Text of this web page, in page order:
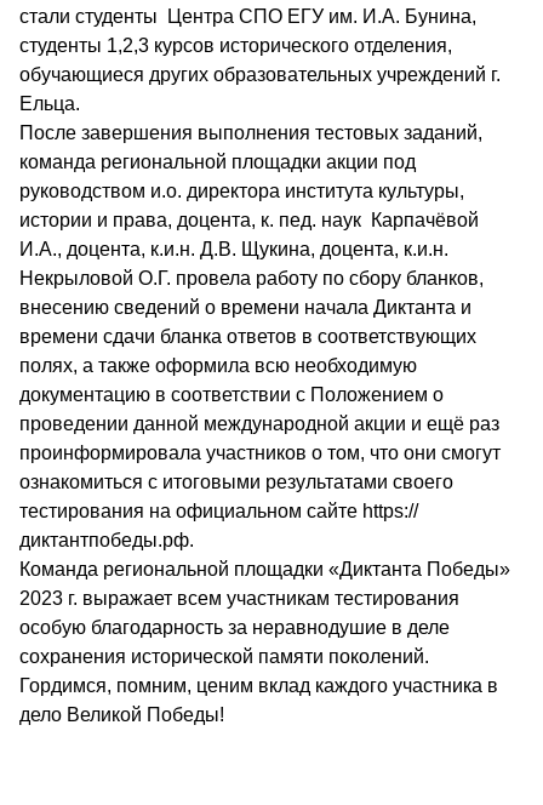
стали студенты Центра СПО ЕГУ им. И.А. Бунина,
студенты 1,2,3 курсов исторического отделения,
обучающиеся других образовательных учреждений г.
Ельца.
После завершения выполнения тестовых заданий,
команда региональной площадки акции под
руководством и.о. директора института культуры,
истории и права, доцента, к. пед. наук Карпачёвой
И.А., доцента, к.и.н. Д.В. Щукина, доцента, к.и.н.
Некрыловой О.Г. провела работу по сбору бланков,
внесению сведений о времени начала Диктанта и
времени сдачи бланка ответов в соответствующих
полях, а также оформила всю необходимую
документацию в соответствии с Положением о
проведении данной международной акции и ещё раз
проинформировала участников о том, что они смогут
ознакомиться с итоговыми результатами своего
тестирования на официальном сайте https://
диктантпобеды.рф.
Команда региональной площадки «Диктанта Победы»
2023 г. выражает всем участникам тестирования
особую благодарность за неравнодушие в деле
сохранения исторической памяти поколений.
Гордимся, помним, ценим вклад каждого участника в
дело Великой Победы!